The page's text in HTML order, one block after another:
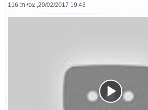
20/02/2017 19:43 צפיות: 116